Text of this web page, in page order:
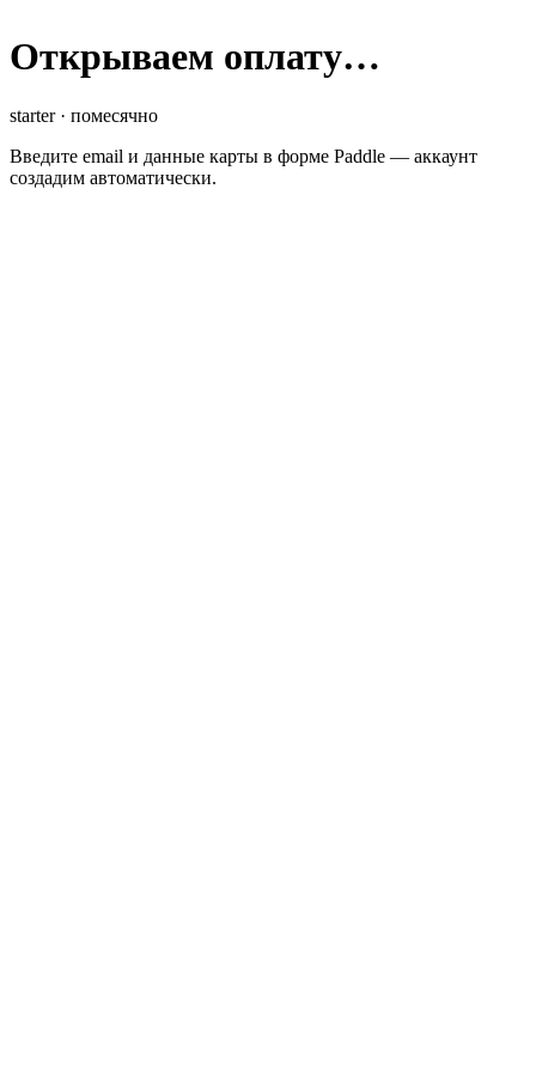
Открываем оплату…
starter· помесячно
Введите email и данные карты в форме Paddle — аккаунт
создадим автоматически.